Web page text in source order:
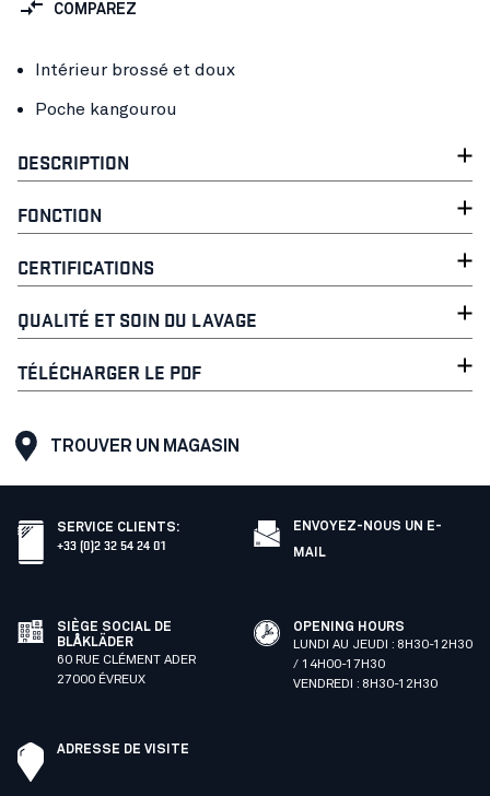
COMPAREZ
Intérieur brossé et doux
Poche kangourou
DESCRIPTION
FONCTION
CERTIFICATIONS
QUALITÉ ET SOIN DU LAVAGE
TÉLÉCHARGER LE PDF
TROUVER UN MAGASIN
SERVICE CLIENTS:
+33 (0)2 32 54 24 01
ENVOYEZ-NOUS UN E-
MAIL
SIÈGE SOCIAL DE
BLÅKLÄDER
60 RUE CLÉMENT ADER
27000 ÉVREUX
OPENING HOURS
LUNDI AU JEUDI : 8H30-12H30
/ 14H00-17H30
VENDREDI : 8H30-12H30
ADRESSE DE VISITE